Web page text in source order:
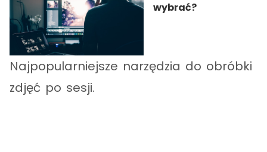
wybrać?
Najpopularniejsze narzędzia do obróbki
zdjęć po sesji.